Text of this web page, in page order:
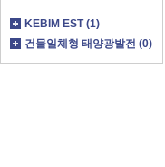
KEBIM EST (1)
건물일체형 태양광발전 (0)